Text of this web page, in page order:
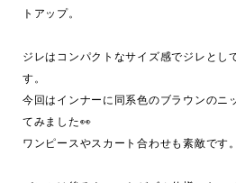
トアップ。
ジレはコンパクトなサイズ感でジレとし
す。
今回はインナーに同系色のブラウンのニ
てみました👀
ワンピースやスカート合わせも素敵です。